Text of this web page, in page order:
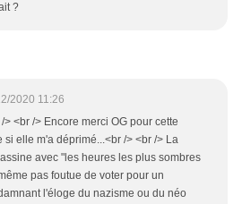
?
2020 11:26
> <br /> Encore merci OG pour cette
si elle m'a déprimé...<br /> <br /> La
avec "les heures les plus sombres
pas foutue de voter pour un
l'éloge du nazisme ou du néo